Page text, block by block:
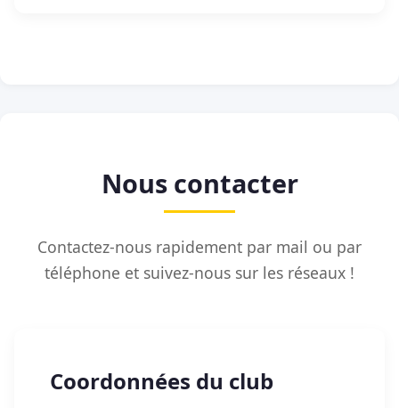
Nous contacter
Contactez-nous rapidement par mail ou par
téléphone et suivez-nous sur les réseaux !
Coordonnées du club